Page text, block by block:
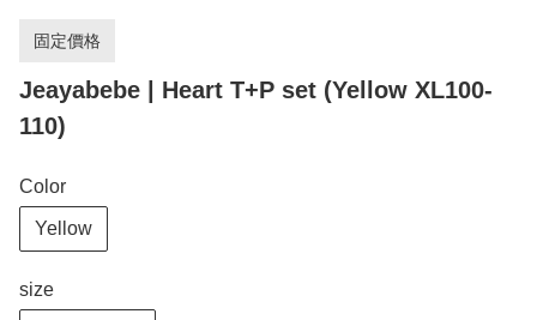
固定價格
Jeayabebe | Heart T+P set (Yellow XL100-
110)
Color
Yellow
size